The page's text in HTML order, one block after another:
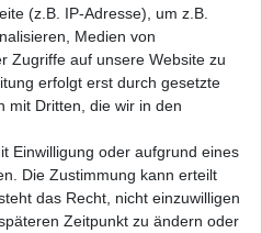
(z.B. IP-Adresse), um z.B.
Medien von
Zugriffe auf unsere Website zu
erfolgt erst durch gesetzte
mit Dritten, die wir in den
Einwilligung oder aufgrund eines
Die Zustimmung kann erteilt
das Recht, nicht einzuwilligen
Zeitpunkt zu ändern oder